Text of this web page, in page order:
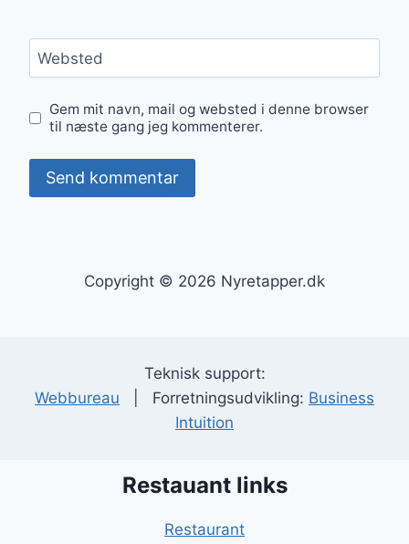
Websted
Gem mit navn, mail og websted i denne browser
til næste gang jeg kommenterer.
Copyright © 2026 Nyretapper.dk
Teknisk support:
Webbureau | Forretningsudvikling: Business
Intuition
Restauant links
Restaurant